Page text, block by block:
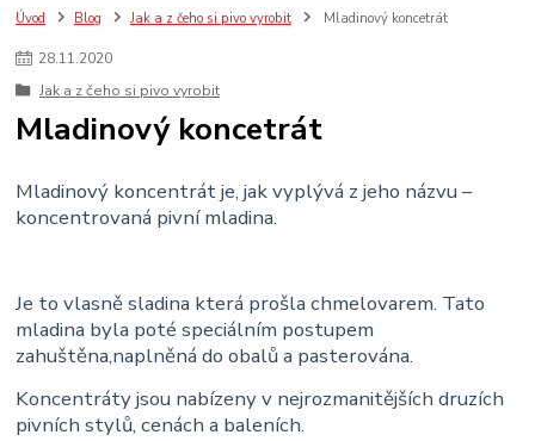
Úvod Blog Jak a z čeho si pivo vyrobit Mladinový koncetrát
28.11.2020
Jak a z čeho si pivo vyrobit
Mladinový koncetrát
Mladinový koncentrát je, jak vyplývá z jeho názvu –
koncentrovaná pivní mladina.
Je to vlasně sladina která prošla chmelovarem. Tato
mladina byla poté speciálním postupem
zahuštěna,naplněná do obalů a pasterována.
Koncentráty jsou nabízeny v nejrozmanitějších druzích
pivních stylů, cenách a baleních.